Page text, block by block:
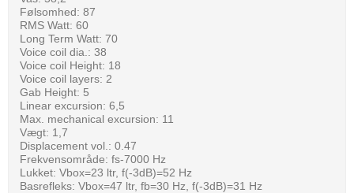
Følsomhed: 87
RMS Watt: 60
Long Term Watt: 70
Voice coil dia.: 38
Voice coil Height: 18
Voice coil layers: 2
Gab Height: 5
Linear excursion: 6,5
Max. mechanical excursion: 11
Vægt: 1,7
Displacement vol.: 0.47
Frekvensområde: fs-7000 Hz
Lukket: Vbox=23 ltr, f(-3dB)=52 Hz
Basrefleks: Vbox=47 ltr, fb=30 Hz, f(-3dB)=31 Hz